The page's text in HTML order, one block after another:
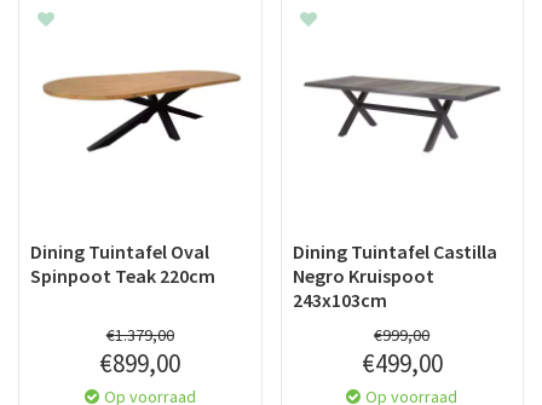
Dining Tuintafel Oval
Spinpoot Teak 220cm
€1.379,00
€899,00
Op voorraad
Dining Tuintafel Castilla
Negro Kruispoot
243x103cm
€999,00
€499,00
Op voorraad